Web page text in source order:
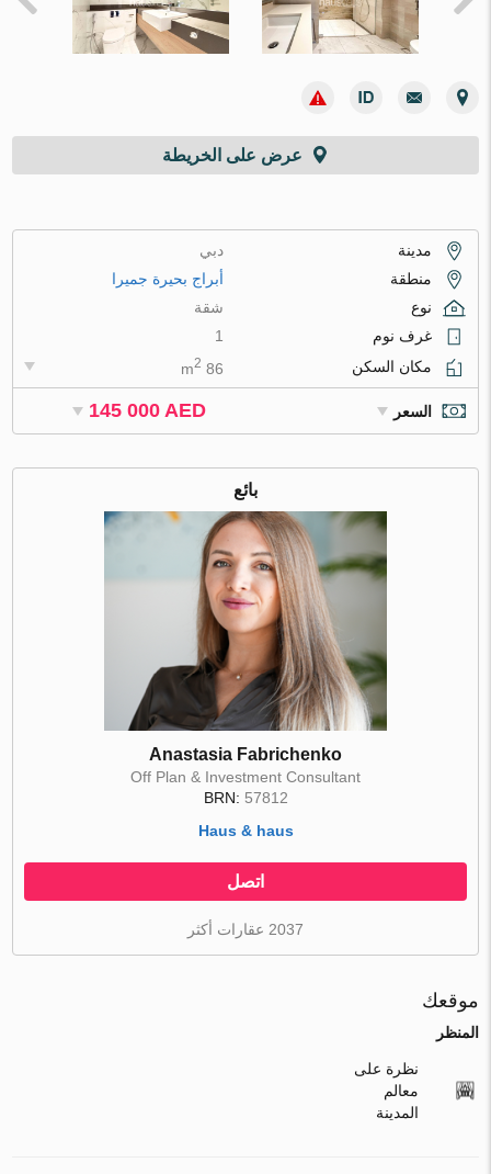
عرض على الخريطة
مدينة
دبي
منطقة
أبراج بحيرة جميرا
نوع
شقة
غرف نوم
1
مكان السكن
86 m
2
السعر 145 000 AED
بائع
Anastasia Fabrichenko
Off Plan & Investment Consultant
BRN: 57812
Haus & haus
اتصل
2037 عقارات أكثر
موقعك
المنظر
نظرة على
معالم
المدينة